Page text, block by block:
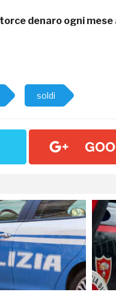
denaro ogni mese
soldi